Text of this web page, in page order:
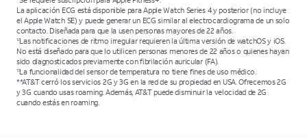
La aplicación ECG está disponible para Apple Watch Series 4 y posterior (no incluye
el Apple Watch SE) y puede generar un ECG similar al electrocardiograma de un solo
contacto. Diseñada para que la usen personas mayores de 22 años.
12Las notificaciones de ritmo irregular requieren la última versión de watchOS y iOS.
No está diseñado para que lo utilicen personas menores de 22 años o quienes hayan
sido diagnosticados previamente con fibrilación auricular (FA).
13La funcionalidad del sensor de temperatura no tiene fines de uso médico.
**AT&T cerró los servicios 2G y 3G en la red de su propiedad en USA. Ofrecemos 2G
y 3G cuando usas roaming. Además, AT&T puede disminuir la velocidad de 2G
cuando estás en roaming.